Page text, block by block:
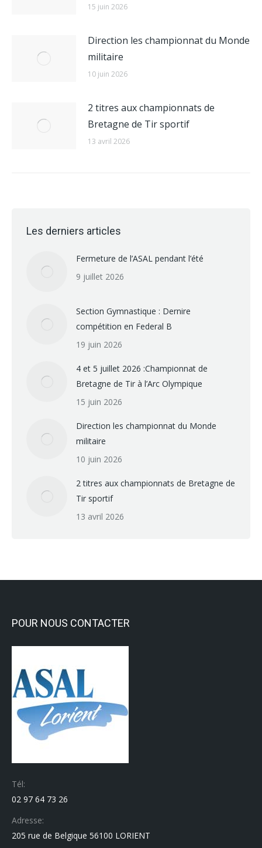
15 juin 2026
Direction les championnat du Monde
militaire
10 juin 2026
2 titres aux championnats de
Bretagne de Tir sportif
13 avril 2026
Les derniers articles
Fermeture de l’ASAL pendant l’été
9 juillet 2026
Section Gymnastique : Dernire
compétition en Federal B
19 juin 2026
4 et 5 juillet 2026 :Championnat de
Bretagne de Tir à l’Arc Olympique
15 juin 2026
Direction les championnat du Monde
militaire
10 juin 2026
2 titres aux championnats de Bretagne de
Tir sportif
13 avril 2026
POUR NOUS CONTACTER
Tél:
02 97 64 73 26
Adresse:
205 rue de Belgique 56100 LORIENT